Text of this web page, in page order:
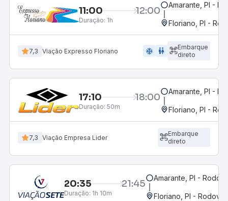
11:00 12:00
Duração: 1h
Amarante, PI -
Floriano, PI -
7,3 Viação Expresso Floriano ac_unit wc
Embarque
direto
17:10 18:00
Duração: 50m
Amarante, PI -
Floriano, PI -
7,3 Viação Empresa Lider
Embarque
direto
20:35 21:45
Duração: 1h 10m
Amarante, PI -
Floriano, PI -